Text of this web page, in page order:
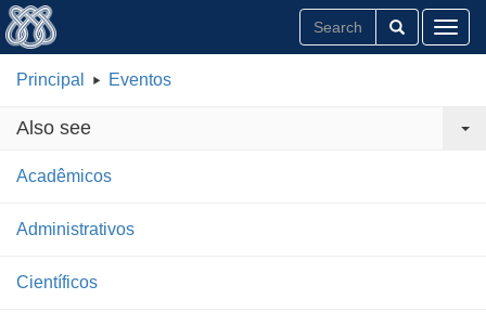
Principal Eventos
Also see
Acadêmicos
Administrativos
Científicos